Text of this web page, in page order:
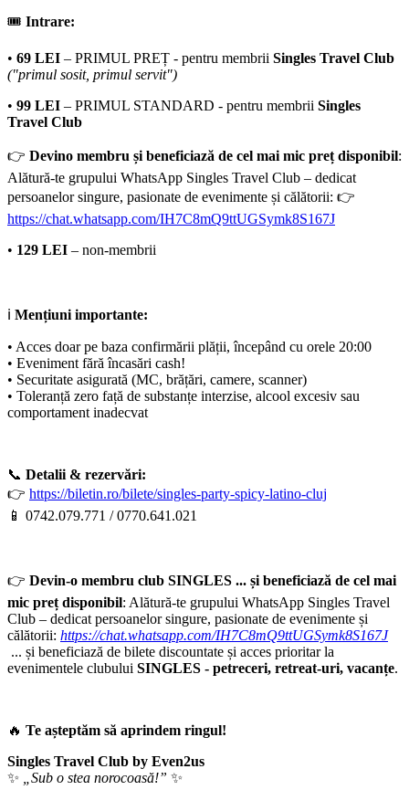
🎟 Intrare:
• 69 LEI – PRIMUL PREȚ - pentru membrii Singles Travel Club
("primul sosit, primul servit")
• 99 LEI – PRIMUL STANDARD - pentru membrii Singles
Travel Club
👉 Devino membru și beneficiază de cel mai mic preț disponibil:
Alătură-te grupului WhatsApp Singles Travel Club – dedicat
persoanelor singure, pasionate de evenimente și călătorii: 👉
https://chat.whatsapp.com/IH7C8mQ9ttUGSymk8S167J
• 129 LEI – non-membrii
ℹ️ Mențiuni importante:
• Acces doar pe baza confirmării plății, începând cu orele 20:00
• Eveniment fără încasări cash!
• Securitate asigurată (MC, brățări, camere, scanner)
• Toleranță zero față de substanțe interzise, alcool excesiv sau
comportament inadecvat
📞 Detalii & rezervări:
👉 https://biletin.ro/bilete/singles-party-spicy-latino-cluj
📱 0742.079.771 / 0770.641.021
👉 Devin-o membru club SINGLES ... și beneficiază de cel mai
mic preț disponibil: Alătură-te grupului WhatsApp Singles Travel
Club – dedicat persoanelor singure, pasionate de evenimente și
călătorii: https://chat.whatsapp.com/IH7C8mQ9ttUGSymk8S167J
... și beneficiază de bilete discountate și acces prioritar la
evenimentele clubului SINGLES - petreceri, retreat-uri, vacanțe.
🔥 Te așteptăm să aprindem ringul!
Singles Travel Club by Even2us
✨ „Sub o stea norocoasă!” ✨